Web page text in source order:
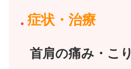
症状・治療
首肩の痛み・こり